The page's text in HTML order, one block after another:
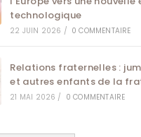
technologique
22 JUIN 2026 / 0 COMMENTAIRE
Relations fraternelles :
et autres enfants de la
21 MAI 2026 / 0 COMMENTAIRE